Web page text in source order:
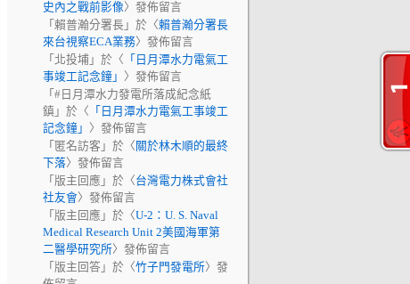
史內之戰前影像〉發佈留言
「 賴普瀚分署長 」於〈賴普瀚分署長
來台視察ECA業務〉發佈留言
「 北投埔 」於〈 「日月潭水力電氣工
事竣工記念鐘」 〉發佈留言
「 #日月潭水力發電所落成紀念紙
鎮 」於〈 「日月潭水力電氣工事竣工
記念鐘」 〉發佈留言
「 匿名訪客 」於〈 關於林木順的最終
下落〉發佈留言
「 版主回應 」於〈台灣電力株式會社
社友會〉發佈留言
「 版主回應 」於〈U-2：U. S. Naval
Medical Research Unit 2美國海軍第
二醫學研究所〉發佈留言
「 版主回答 」於〈竹子門發電所〉發